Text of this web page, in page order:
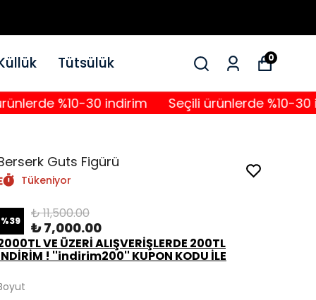
Tütsülük 0
%10-30 indirim Seçili ürünlerde %10-30 indirim
Guts Figürü
Tükeniyor
%39 ₺ 11,500.00
₺ 7,000.00
VE ÜZERİ ALIŞVERİŞLERDE 200TL
! ''indirim200'' KUPON KODU İLE